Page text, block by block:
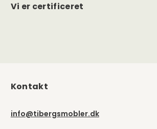
Vi er certificeret
Kontakt
info@tibergsmobler.dk